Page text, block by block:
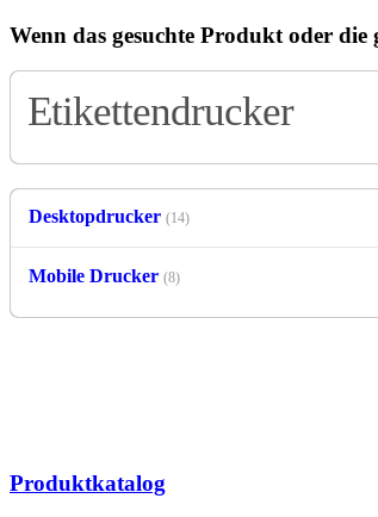
Wenn das gesuchte Produkt oder
Etikettendrucker
Desktopdrucker (14)
Mobile Drucker (8)
Produktkatalog